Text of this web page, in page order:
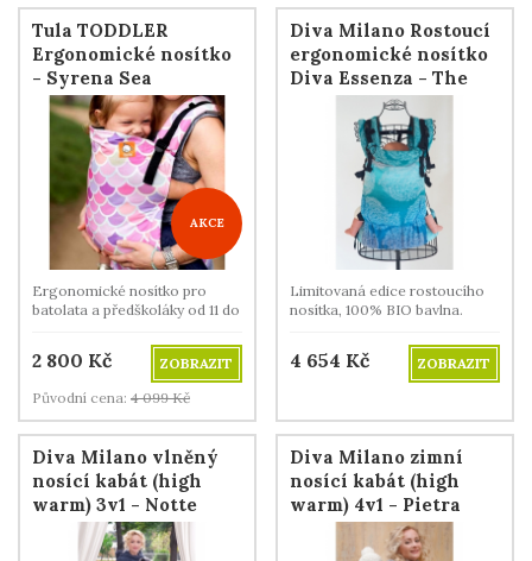
Tula TODDLER
Ergonomické nosítko
- Syrena Sea
AKCE
Ergonomické nosítko pro
batolata a předškoláky od 11 do
2 800 Kč
ZOBRAZIT
Původní cena: 4 099 Kč
Diva Milano Rostoucí
ergonomické nosítko
Diva Essenza - The
One! - Oceano
Limitovaná edice rostoucího
nosítka, 100% BIO bavlna.
4 654 Kč ZOBRAZIT
Diva Milano vlněný
nosící kabát (high
warm) 3v1 - Notte
Diva Milano zimní
nosící kabát (high
warm) 4v1 - Pietra